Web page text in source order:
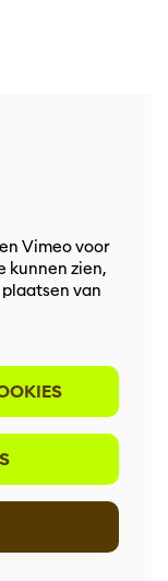
Vimeo voor
kunnen zien,
van